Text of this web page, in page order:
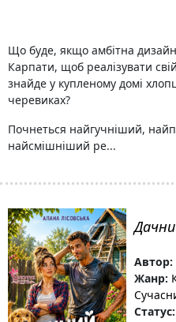
Що буде, якщо амбітна
Карпати, щоб реалізувати
знайде у купленому домі
черевиках?
Почнеться найгучніший,
найсмішніший ре...
Автор:
Жанр:
Статус: